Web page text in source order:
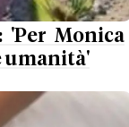
'Per Monica
umanità'